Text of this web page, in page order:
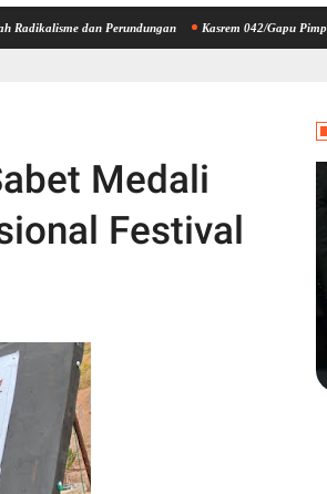
dan Perundungan Kasrem 042/Gapu Pimpin Ziarah
Medali
Festival